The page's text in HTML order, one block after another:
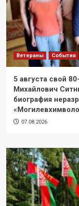
Ветераны События
5 августа свой
Михайлович
биография
07.08.2026